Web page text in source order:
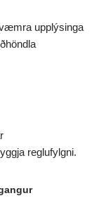
upplýsinga
reglufylgni.